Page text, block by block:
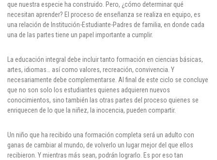
que nuestra especie ha construido. Pero, ¿cómo determinar qué
necesitan aprender? El proceso de enseñanza se realiza en equipo, es
una relación de Institución-Estudiante-Padres de familia, en donde cada
una de las partes tiene un papel importante a cumplir.
La educación integral debe incluir tanto formación en ciencias básicas,
artes, idiomas… así como valores, recreación, convivencia. Y
necesariamente debe complementarse. Al final de este ciclo se concluye
que no son solo los estudiantes quienes adquieren nuevos
conocimientos, sino también las otras partes del proceso quienes se
enriquecen de lo que la niñez, la inocencia, pueden compartir.
Un niño que ha recibido una formación completa será un adulto con
ganas de cambiar al mundo, de volverlo un lugar mejor del que ellos
recibieron. Y mientras más sean, podrán lograrlo. Es por eso tan
Denuncia de Corrupción y Sobornos